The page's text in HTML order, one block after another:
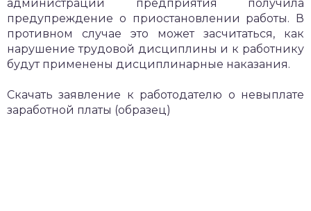
администрации предприятия получила
предупреждение о приостановлении работы. В
противном случае это может засчитаться, как
нарушение трудовой дисциплины и к работнику
будут применены дисциплинарные наказания.
Скачать заявление к работодателю о невыплате
заработной платы (образец)